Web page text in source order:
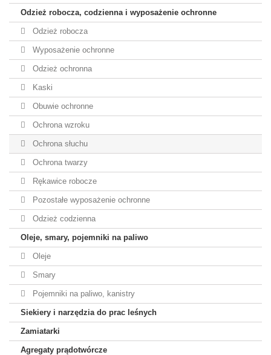
Odzież robocza, codzienna i wyposażenie ochronne
Odzież robocza
Wyposażenie ochronne
Odzież ochronna
Kaski
Obuwie ochronne
Ochrona wzroku
Ochrona słuchu
Ochrona twarzy
Rękawice robocze
Pozostałe wyposażenie ochronne
Odzież codzienna
Oleje, smary, pojemniki na paliwo
Oleje
Smary
Pojemniki na paliwo, kanistry
Siekiery i narzędzia do prac leśnych
Zamiatarki
Agregaty prądotwórcze